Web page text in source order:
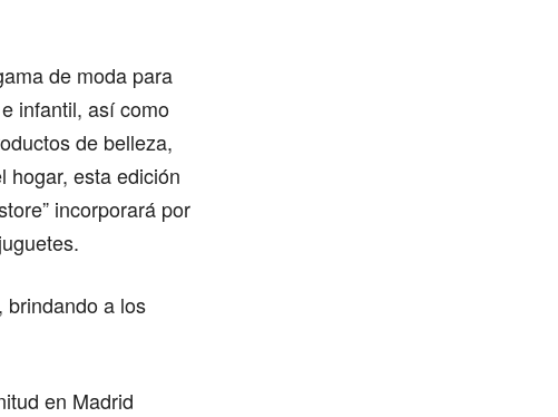
de moda para
infantil, así como
de belleza,
hogar, esta edición
incorporará por
brindando a los
en Madrid